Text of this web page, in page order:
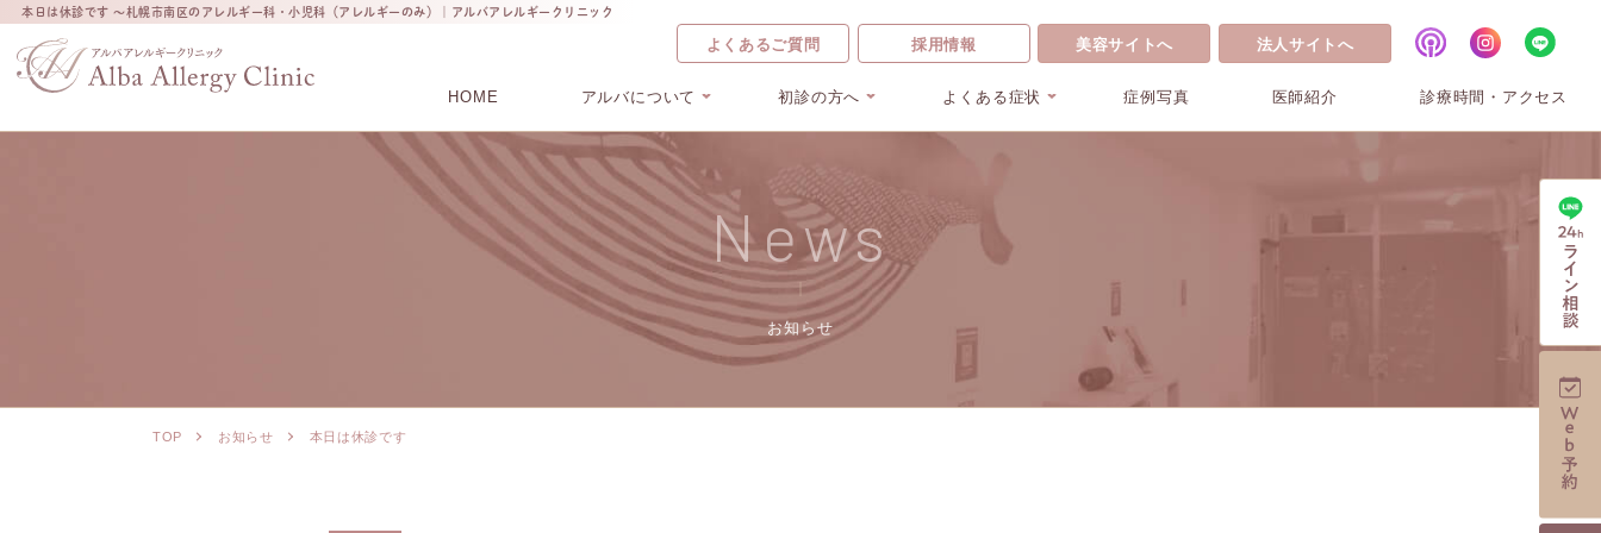
本日は休診です ～札幌市南区のアレルギー科・小児科（アレルギーのみ）｜アルバアレルギークリニック
よくあるご質問 採用情報 美容サイトへ 法人サイトへ
HOME アルバについて 初診の方へ よくある症状 症例写真 医師紹介 診療時間・アクセス
News
お知らせ
TOP お知らせ 本日は休診です